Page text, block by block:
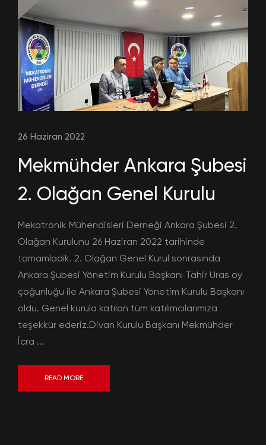
26 Haziran 2022
Mekmühder Ankara Şubesi
2. Olağan Genel Kurulu
Mekatronik Mühendisleri Derneği Ankara Şubesi 2.
Olağan Kurulunu 26 Haziran 2022 tarihinde
tamamladık. 2. Olağan Genel Kurul sonrasında
Ankara Şubesi Yönetim Kurulu Başkanı Tahir Uras oy
çoğunluğu ile Ankara Şubesi Yönetim Kurulu Başkanı
oldu. Genel kurula katılan tüm katılımcılarımıza
teşekkür ederiz.Divan Kurulu Başkanı Mekmühder
İcra ...
READ MORE